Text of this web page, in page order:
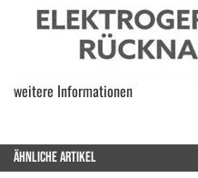
weitere Informationen
ÄHNLICHE ARTIKEL